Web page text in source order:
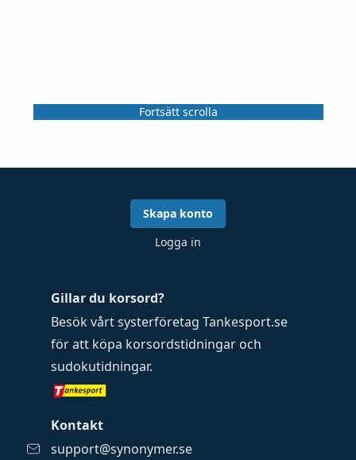
Fortsätt scrolla
Gillar du korsord?
Besök vårt systerföretag Tankesport.se
för att köpa korsordstidningar och
sudokutidningar.
Kontakt
support@synonymer.se
Skapa konto
Logga in